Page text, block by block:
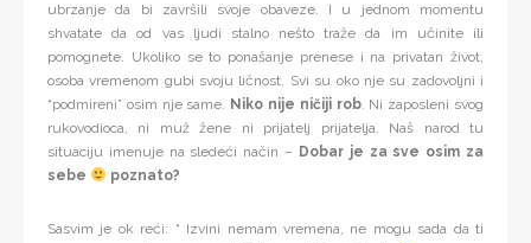
ubrzanje da bi završili svoje obaveze. I u jednom momentu
shvatate da od vas ljudi stalno nešto traže da im učinite ili
pomognete. Ukoliko se to ponašanje prenese i na privatan život,
osoba vremenom gubi svoju ličnost. Svi su oko nje su zadovoljni i
“podmireni” osim nje same. Niko nije ničiji rob. Ni zaposleni svog
rukovodioca, ni muž žene ni prijatelj prijatelja. Naš narod tu
situaciju imenuje na sledeći način – Dobar je za sve osim za
sebe
poznato?
Sasvim je ok reći: “ Izvini nemam vremena, ne mogu sada da ti